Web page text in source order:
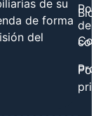
de su
de forma
del
Blog
de